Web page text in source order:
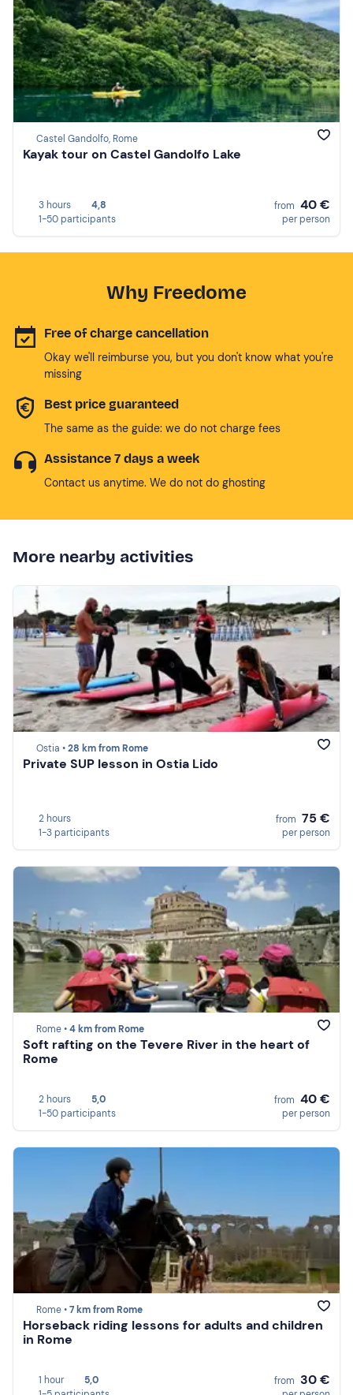
Castel Gandolfo, Rome
Kayak tour on Castel Gandolfo Lake
3 hours
4,8
1-50 participants
from 40 €
per person
Why Freedome
Free of charge cancellation
Okay we'll reimburse you, but you don't know what you're
missing
Best price guaranteed
The same as the guide: we do not charge fees
Assistance 7 days a week
Contact us anytime. We do not do ghosting
More nearby activities
Ostia •28 km from Rome
Private SUP lesson in Ostia Lido
2 hours
1-3 participants
from 75 €
per person
Rome •4 km from Rome
Soft rafting on the Tevere River in the heart of
Rome
2 hours
5,0
1-50 participants
from 40 €
per person
Rome •7 km from Rome
Horseback riding lessons for adults and children
in Rome
1 hour
5,0
from 30 €